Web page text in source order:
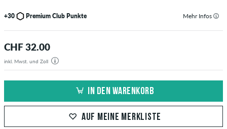
+30 Premium Club Punkte Mehr Infos
CHF 32.00
inkl. Mwst. und Zoll
IN DEN WARENKORB
AUF MEINE MERKLISTE